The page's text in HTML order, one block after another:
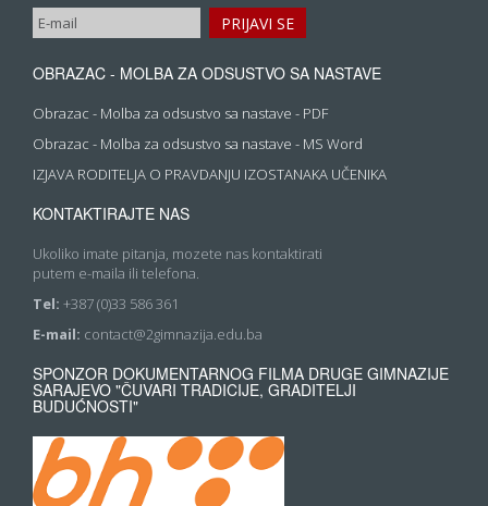
OBRAZAC - MOLBA ZA ODSUSTVO SA NASTAVE
Obrazac - Molba za odsustvo sa nastave - PDF
Obrazac - Molba za odsustvo sa nastave - MS Word
IZJAVA RODITELJA O PRAVDANJU IZOSTANAKA UČENIKA
KONTAKTIRAJTE NAS
Ukoliko imate pitanja, mozete nas kontaktirati
putem e-maila ili telefona.
Tel: +387 (0)33 586 361
E-mail: contact@2gimnazija.edu.ba
SPONZOR DOKUMENTARNOG FILMA DRUGE GIMNAZIJE
SARAJEVO "ČUVARI TRADICIJE, GRADITELJI
BUDUĆNOSTI"